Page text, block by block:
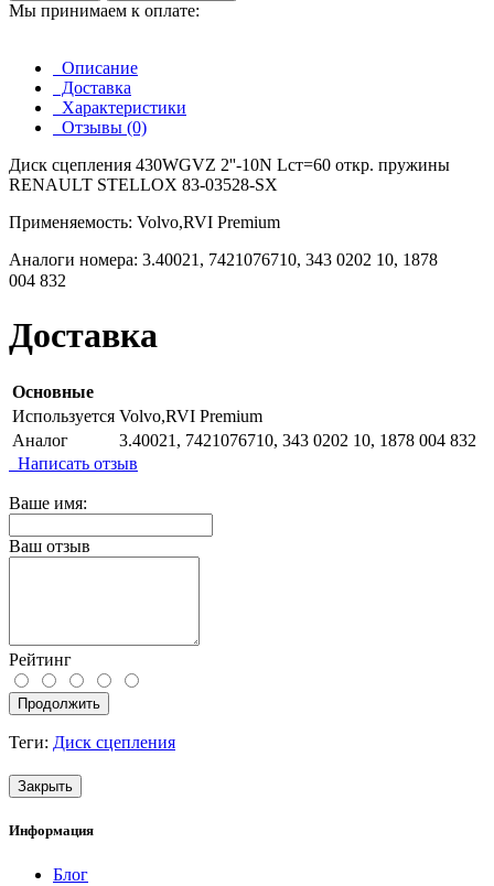
Мы принимаем к оплате:
Описание
Доставка
Характеристики
Отзывы (0)
Диск сцепления 430WGVZ 2''-10N Lcт=60 откр. пружины
RENAULT STELLOX 83-03528-SX
Применяемость: Volvo,RVI Premium
Аналоги номера: 3.40021, 7421076710, 343 0202 10, 1878
004 832
Доставка
Основные
Используется Volvo,RVI Premium
Аналог
3.40021, 7421076710, 343 0202 10, 1878 004 832
Написать отзыв
Ваше имя:
Ваш отзыв
Рейтинг
Продолжить
Теги: Диск сцепления
Закрыть
Информация
Блог